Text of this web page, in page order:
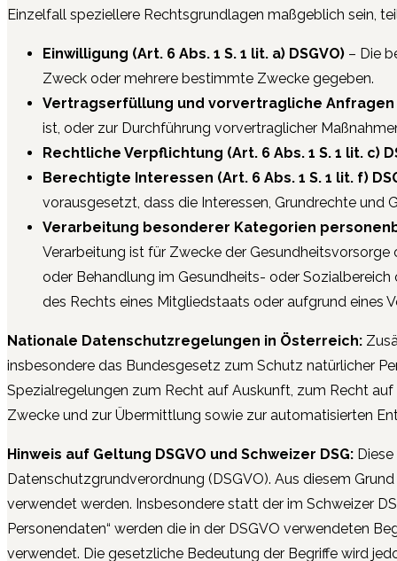
Einzelfall speziellere Rechtsgrundlagen maßgeblich sein,
Einwilligung (Art. 6 Abs. 1 S. 1 lit. a) DSGVO) – Die
Zweck oder mehrere bestimmte Zwecke gegeben.
Vertragserfüllung und vorvertragliche Anfragen
ist, oder zur Durchführung vorvertraglicher
Rechtliche Verpflichtung (Art. 6 Abs. 1 S. 1 lit. c)
Berechtigte Interessen (Art. 6 Abs. 1 S. 1 lit. f)
vorausgesetzt, dass die Interessen, Grundrechte und
Verarbeitung besonderer Kategorien
Verarbeitung ist für Zwecke der
oder Behandlung im Gesundheits- oder
des Rechts eines Mitgliedstaats oder aufgrund eines
Nationale Datenschutzregelungen in Österreich:
insbesondere das Bundesgesetz zum Schutz natürlicher
Spezialregelungen zum Recht auf Auskunft, zum Recht
Zwecke und zur Übermittlung sowie zur automatisierten
Hinweis auf Geltung DSGVO und Schweizer DSG:
Datenschutzgrundverordnung (DSGVO). Aus diesem
verwendet werden. Insbesondere statt der im Schweizer
Personendaten“ werden die in der DSGVO verwendeten
verwendet. Die gesetzliche Bedeutung der Begriffe wird